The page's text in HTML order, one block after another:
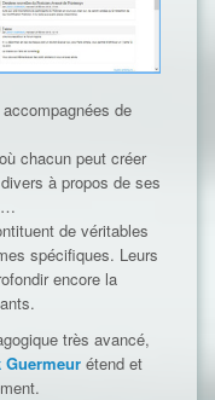
de
chacun peut créer
à propos de ses
de véritables
spécifiques. Leurs
encore la
très avancé,
étend et